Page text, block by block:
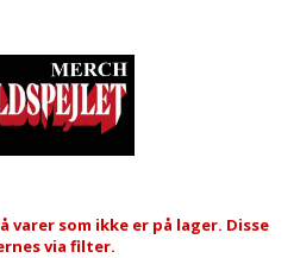
varer som ikke er på lager. Disse
via filter.